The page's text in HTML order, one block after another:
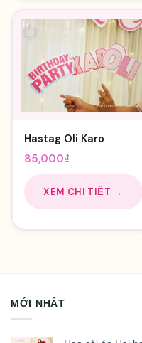
Hastag Oli Karo
85,000₫
XEM CHI TIẾT →
MỚI NHẤT